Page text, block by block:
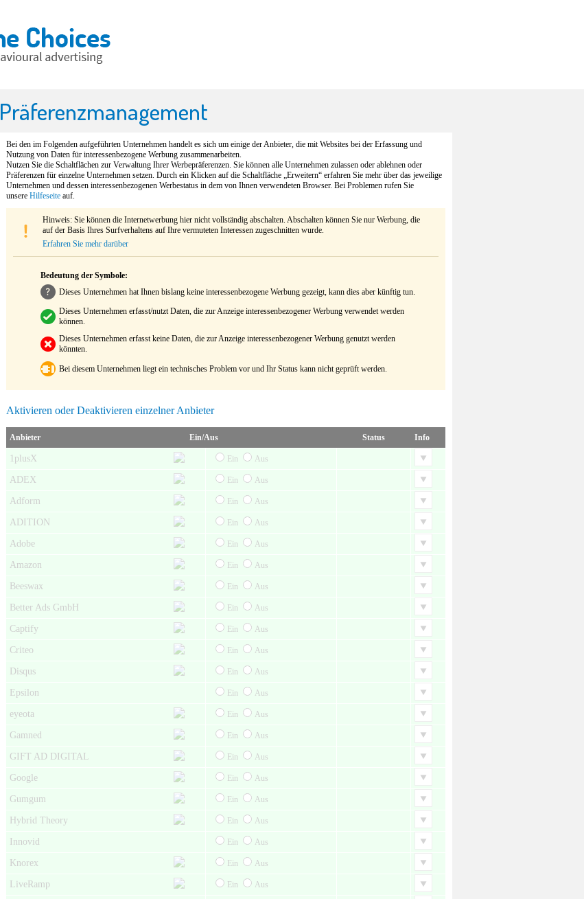
Präferenzmanagement
Bei den im Folgenden aufgeführten Unternehmen handelt es sich um einige der Anbieter, die mit Websites bei der Erfassung und
Nutzung von Daten für interessenbezogene Werbung zusammenarbeiten.
Nutzen Sie die Schaltflächen zur Verwaltung Ihrer Werbepräferenzen. Sie können alle Unternehmen zulassen oder ablehnen oder
Präferenzen für einzelne Unternehmen setzen. Durch ein Klicken auf die Schaltfläche „Erweitern“ erfahren Sie mehr über das jeweilige
Unternehmen und dessen interessenbezogenen Werbestatus in dem von Ihnen verwendeten Browser. Bei Problemen rufen Sie
unsere Hilfeseite auf.
Hinweis: Sie können die Internetwerbung hier nicht vollständig abschalten. Abschalten können Sie nur Werbung, die
auf der Basis Ihres Surfverhaltens auf Ihre vermuteten Interessen zugeschnitten wurde.
Erfahren Sie mehr darüber
Bedeutung der Symbole:
Dieses Unternehmen hat Ihnen bislang keine interessenbezogene Werbung gezeigt, kann dies aber künftig tun.
Dieses Unternehmen erfasst/nutzt Daten, die zur Anzeige interessenbezogener Werbung verwendet werden
können.
Dieses Unternehmen erfasst keine Daten, die zur Anzeige interessenbezogener Werbung genutzt werden
könnten.
Bei diesem Unternehmen liegt ein technisches Problem vor und Ihr Status kann nicht geprüft werden.